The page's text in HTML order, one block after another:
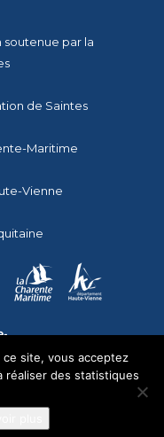
soutenue par la
de Saintes
Maritime
Vienne
- réalisation :
site, vous acceptez
réaliser des statistiques